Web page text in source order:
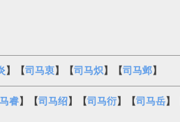
】【司马衷】【司马炽】【司马邺】
睿】【司马绍】【司马衍】【司马岳】